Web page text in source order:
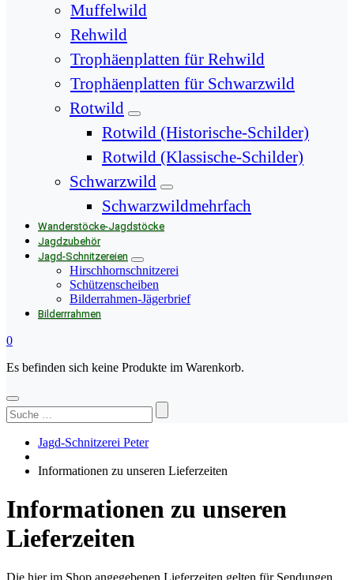
Muffelwild
Rehwild
Trophäenplatten für Rehwild
Trophäenplatten für Schwarzwild
Rotwild
Rotwild (Historische-Schilder)
Rotwild (Klassische-Schilder)
Schwarzwild
Schwarzwildmehrfach
Wanderstöcke-Jagdstöcke
Jagdzubehör
Jagd-Schnitzereien
Hirschhornschnitzerei
Schützenscheiben
Bilderrahmen-Jägerbrief
Bilderrrahmen
0
Es befinden sich keine Produkte im Warenkorb.
Suchen
nach:
Jagd-Schnitzerei Peter
Informationen zu unseren Lieferzeiten
Informationen zu unseren
Lieferzeiten
Die hier im Shop angegebenen Lieferzeiten gelten für Sendungen